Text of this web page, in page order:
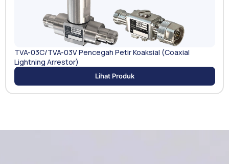
TVA-03C/TVA-03V Pencegah Petir Koaksial (Coaxial
Lightning Arrestor)
Lihat Produk